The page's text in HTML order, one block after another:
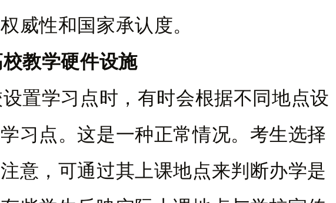
威性和国家承认度。
教学硬件设施
置学习点时，有时会根据不同地点设
习点。这是一种正常情况。考生选择
意，可通过其上课地点来判断办学是